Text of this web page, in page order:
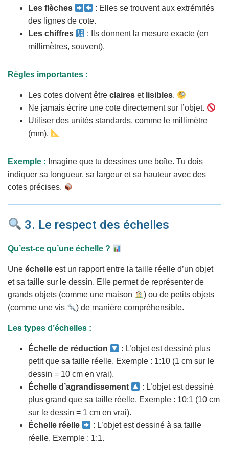
Les flèches
: Elles se trouvent aux extrémités
des lignes de cote.
Les chiffres
: Ils donnent la mesure exacte (en
millimètres, souvent).
Règles importantes :
Les cotes doivent être claires et lisibles.
Ne jamais écrire une cote directement sur l’objet.
Utiliser des unités standards, comme le millimètre
(mm).
Exemple : Imagine que tu dessines une boîte. Tu dois
indiquer sa longueur, sa largeur et sa hauteur avec des
cotes précises.
3. Le respect des échelles
Qu’est-ce qu’une échelle ?
Une échelle est un rapport entre la taille réelle d’un objet
et sa taille sur le dessin. Elle permet de représenter de
grands objets (comme une maison
) ou de petits objets
(comme une vis
) de manière compréhensible.
Les types d’échelles :
Échelle de réduction
: L’objet est dessiné plus
petit que sa taille réelle. Exemple : 1:10 (1 cm sur le
dessin = 10 cm en vrai).
Échelle d’agrandissement
: L’objet est dessiné
plus grand que sa taille réelle. Exemple : 10:1 (10 cm
sur le dessin = 1 cm en vrai).
Échelle réelle
: L’objet est dessiné à sa taille
réelle. Exemple : 1:1.